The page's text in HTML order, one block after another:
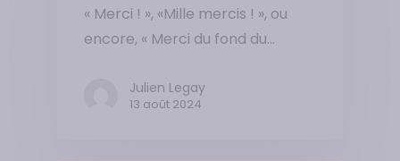
« Merci ! », «Mille mercis ! », ou
encore, « Merci du fond du…
Julien Legay
13 août 2024